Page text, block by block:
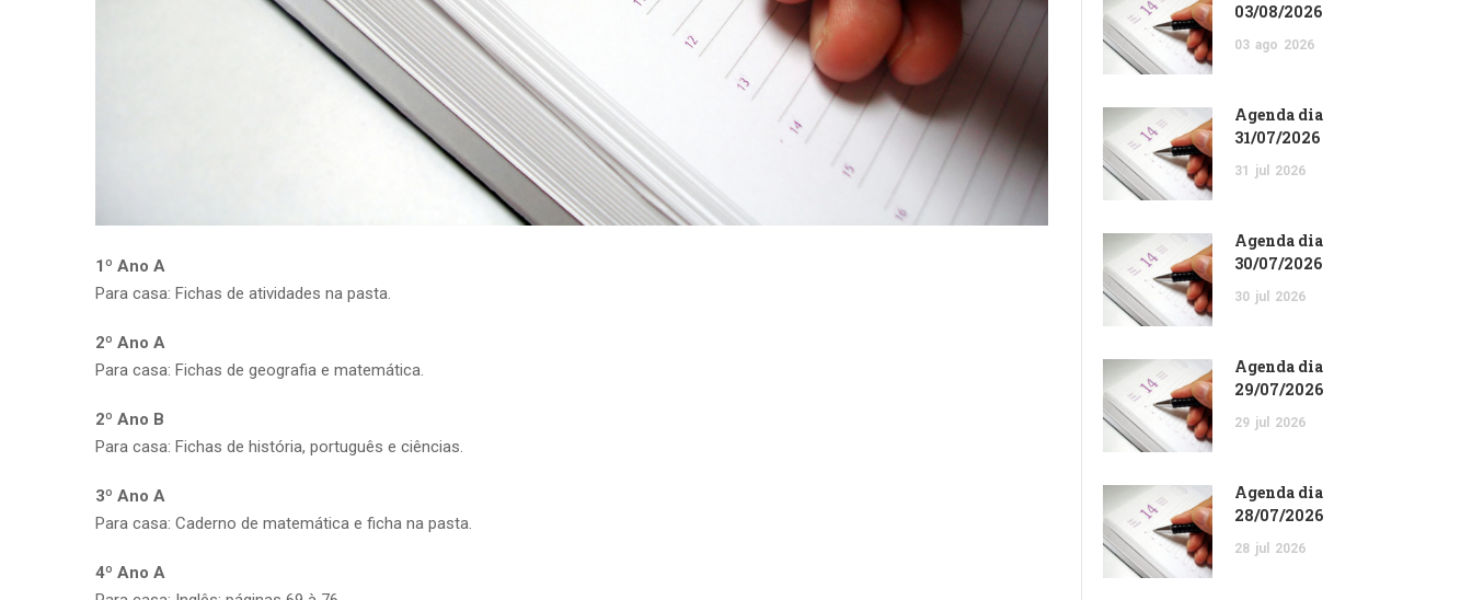
1º Ano A
Para casa: Fichas de atividades na pasta.
2º Ano A
Para casa: Fichas de geografia e matemática.
2º Ano B
Para casa: Fichas de história, português e ciências.
3º Ano A
Para casa: Caderno de matemática e ficha na pasta.
4º Ano A
03/08/2026
03 ago 2026
Agenda dia
31/07/2026
31 jul 2026
Agenda dia
30/07/2026
30 jul 2026
Agenda dia
29/07/2026
29 jul 2026
Agenda dia
28/07/2026
28 jul 2026